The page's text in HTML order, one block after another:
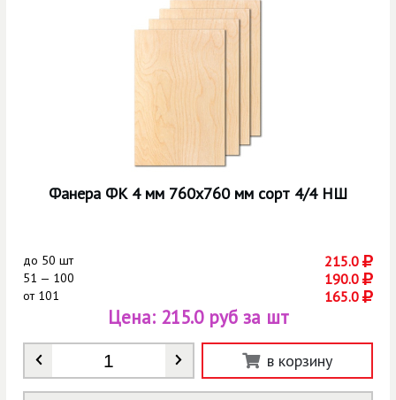
Фанера ФК 4 мм 760х760 мм сорт 4/4 НШ
до 50 шт 215.0
51 — 100 190.0
от101 165.0
Количество
Цена: 215.0 руб за шт
в корзину